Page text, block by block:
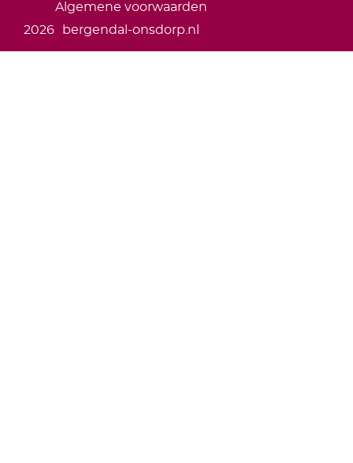
2026 bergendal-onsdorp.nl
Algemene voorwaarden